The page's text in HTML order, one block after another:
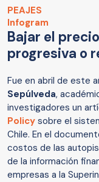
PEAJES
Infogram
Bajar el
progresiva o
Fue en abril de este
Sepúlveda,
investigadores un
Policy sobre el
Chile. En el
costos de las
de la información
empresas a la